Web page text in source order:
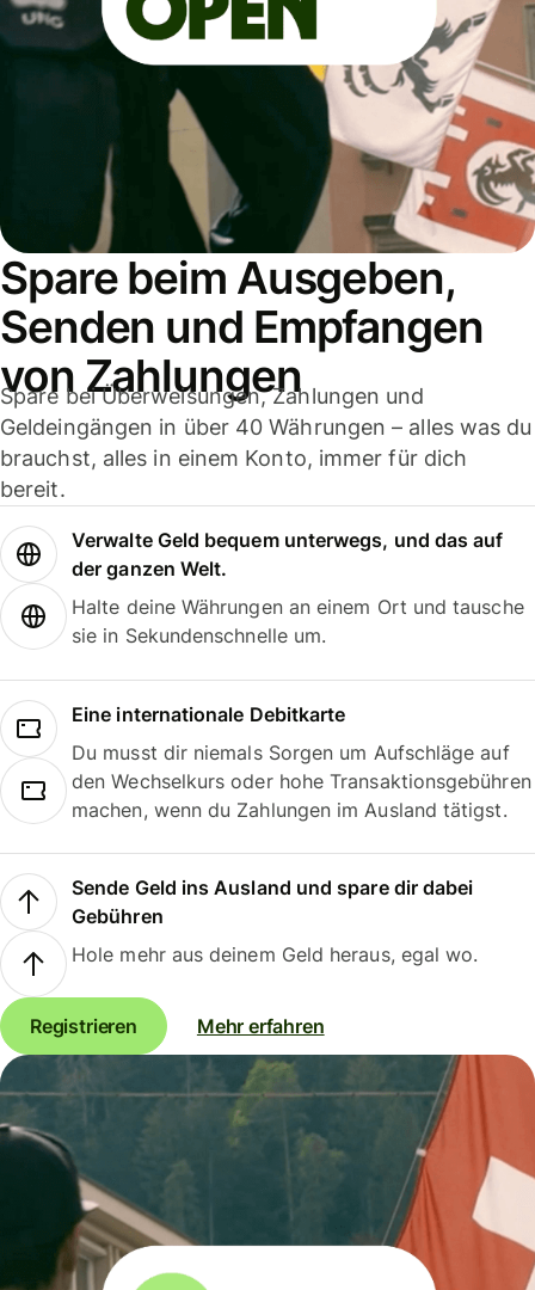
Spare beim Ausgeben,
Senden und Empfangen
von Zahlungen
Spare bei Überweisungen, Zahlungen und
Geldeingängen in über 40 Währungen – alles was du
brauchst, alles in einem Konto, immer für dich
bereit.
Verwalte Geld bequem unterwegs, und das auf
der ganzen Welt.
Halte deine Währungen an einem Ort und tausche
sie in Sekundenschnelle um.
Eine internationale Debitkarte
Du musst dir niemals Sorgen um Aufschläge auf
den Wechselkurs oder hohe Transaktionsgebühren
machen, wenn du Zahlungen im Ausland tätigst.
Sende Geld ins Ausland und spare dir dabei
Gebühren
Hole mehr aus deinem Geld heraus, egal wo.
Registrieren Mehr erfahren